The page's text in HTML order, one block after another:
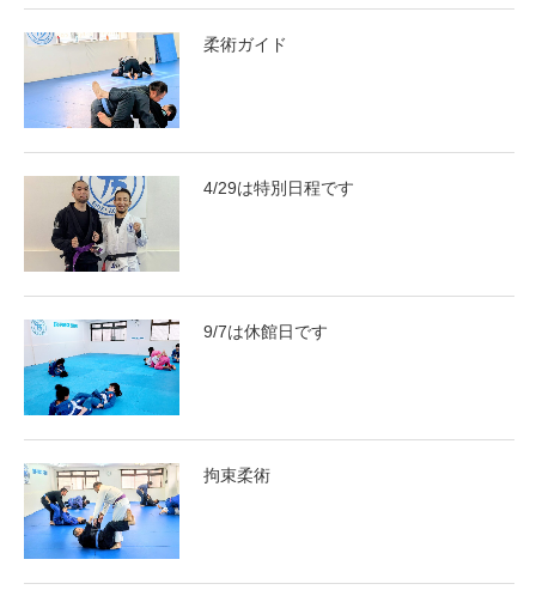
柔術ガイド
4/29は特別日程です
9/7は休館日です
拘束柔術